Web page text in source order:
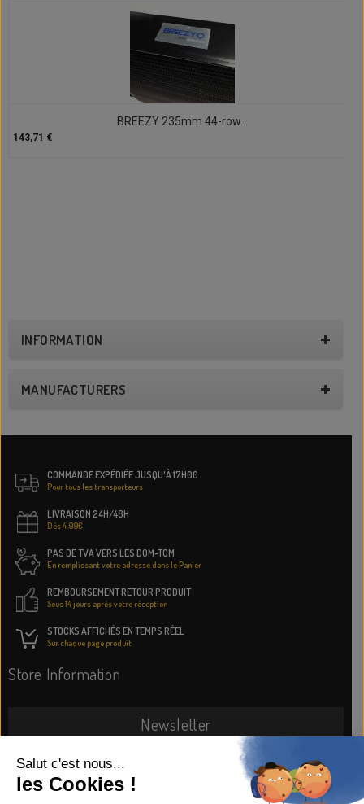
BREEZY 235mm 44-row...
143,71 €
INFORMATION
MANUFACTURERS
COMMANDE EXPÉDIÉE JUSQU'À 17H00
Pour tous les transporteurs
LIVRAISON 24H/48H
Dès 4.99€
PAS DE TVA VERS LES DOM-TOM
En remplissant votre adresse dans le Panier
REMBOURSEMENT RETOUR PRODUIT
Sous 14 jours après votre réception
STOCKS AFFICHÉS EN TEMPS RÉEL
Sur chaque page produit
Store Information
Newsletter